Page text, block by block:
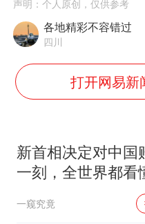
38
胜
胡
声明：个人原创，仅供参考
各地精彩不容错过
四川
打开网易新
新首相决定对中国
一刻，全世界都看
一窥究竟